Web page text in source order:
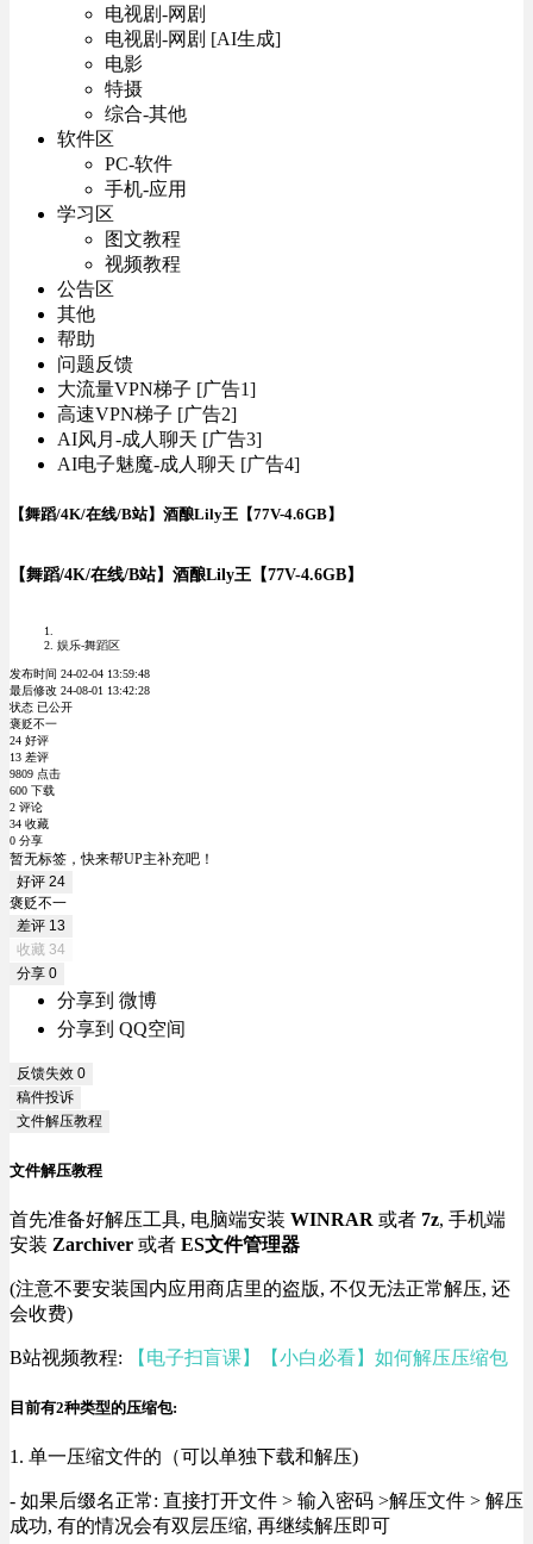
电视剧-网剧
电视剧-网剧 [AI生成]
电影
特摄
综合-其他
软件区
PC-软件
手机-应用
学习区
图文教程
视频教程
公告区
其他
帮助
问题反馈
大流量VPN梯子 [广告1]
高速VPN梯子 [广告2]
AI风月-成人聊天 [广告3]
AI电子魅魔-成人聊天 [广告4]
【舞蹈/4K/在线/B站】酒酿Lily王【77V-4.6GB】
【舞蹈/4K/在线/B站】酒酿Lily王【77V-4.6GB】
娱乐-舞蹈区
发布时间 24-02-04 13:59:48
最后修改 24-08-01 13:42:28
状态 已公开
褒贬不一
24 好评
13 差评
9809 点击
600 下载
2 评论
34 收藏
0 分享
暂无标签，快来帮UP主补充吧！
好评 24
褒贬不一
差评 13
收藏 34
分享 0
分享到 微博
分享到 QQ空间
反馈失效 0
稿件投诉
文件解压教程
文件解压教程
首先准备好解压工具, 电脑端安装 WINRAR 或者 7z, 手机端
安装 Zarchiver 或者 ES文件管理器
(注意不要安装国内应用商店里的盗版, 不仅无法正常解压, 还
会收费)
B站视频教程: 【电子扫盲课】【小白必看】如何解压压缩包
目前有2种类型的压缩包:
1. 单一压缩文件的（可以单独下载和解压)
- 如果后缀名正常: 直接打开文件 > 输入密码 >解压文件 > 解压
成功, 有的情况会有双层压缩, 再继续解压即可